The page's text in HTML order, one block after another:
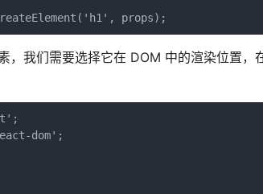
props);
，我们需要选择它在 DOM 中的渲染位置
dom';